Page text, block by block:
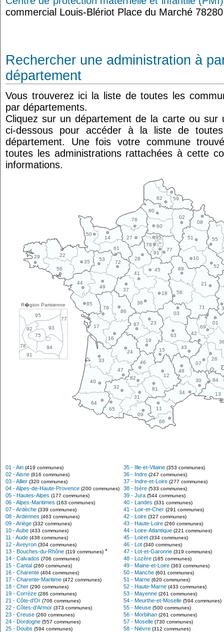
commercial Louis-Blériot Place du Marché
Rechercher une administration à
département
Vous trouverez ici la liste de toutes les
par départements.
Cliquez sur un département de la carte ou sur
ci-dessous pour accéder à la liste de
département. Une fois votre commune
toutes les administrations rattachées à cette
informations.
R�gion Parisienne
77
78
91
95
93
75
94
92
10
11
12
13
14
15
16
17
18
19
21
22
23
24
26
27
28
29
30
31
32
33
34
35
36
37
40
41
42
43
44
45
46
47
48
49
50
51
52
53
55
56
58
59
60
61
62
63
64
65
66
69
01
02
03
07
08
09
71
72
76
77
78
79
80
81
82 84
85
86
87
89
91
95
01 - Ain (419 communes)
02 - Aisne (816 communes)
03 - Allier (320 communes)
04 - Alpes-de-Haute-Provence (200 communes)
05 - Hautes-Alpes (177 communes)
06 - Alpes-Maritimes (163 communes)
07 - Ardèche (339 communes)
08 - Ardennes (463 communes)
09 - Ariège (332 communes)
10 - Aube (433 communes)
11 - Aude (438 communes)
12 - Aveyron (304 communes)
13 - Bouches-du-Rhône (119 communes) *
14 - Calvados (706 communes)
15 - Cantal (260 communes)
16 - Charente (404 communes)
17 - Charente-Maritime (472 communes)
18 - Cher (290 communes)
19 - Corrèze (286 communes)
21 - Côte-d'Or (706 communes)
22 - Côtes-d'Armor (373 communes)
23 - Creuse (260 communes)
24 - Dordogne (557 communes)
25 - Doubs (594 communes)
35 - Ille-et-Vilaine (353 communes)
36 - Indre (247 communes)
37 - Indre-et-Loire (277 communes)
38 - Isère (533 communes)
39 - Jura (544 communes)
40 - Landes (331 communes)
41 - Loir-et-Cher (291 communes)
42 - Loire (327 communes)
43 - Haute-Loire (260 communes)
44 - Loire-Atlantique (221 communes)
45 - Loiret (334 communes)
46 - Lot (340 communes)
47 - Lot-et-Garonne (319 communes)
48 - Lozère (185 communes)
49 - Maine-et-Loire (363 communes)
50 - Manche (601 communes)
51 - Marne (620 communes)
52 - Haute-Marne (433 communes)
53 - Mayenne (261 communes)
54 - Meurthe-et-Moselle (594 communes)
55 - Meuse (500 communes)
56 - Morbihan (261 communes)
57 - Moselle (730 communes)
58 - Nièvre (312 communes)